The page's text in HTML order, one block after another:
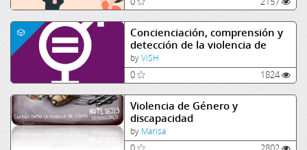
Concienciación, comprensión y
detección de la violencia de
género
byViSH
0 1824
Violencia de Género y
discapacidad
by Marisa